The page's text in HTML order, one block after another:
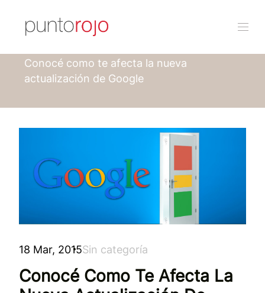
Conocé como te afecta la nueva
actualización de Google
18 Mar, 2015Sin categoría
Conocé Como Te Afecta La